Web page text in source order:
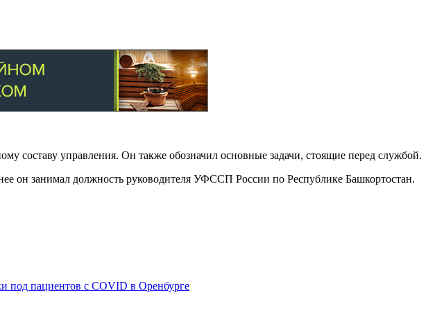
составу управления. Он также обозначил основные задачи, стоящие перед службой.
он занимал должность руководителя УФССП России по Республике Башкортостан.
под пациентов с COVID в Оренбурге